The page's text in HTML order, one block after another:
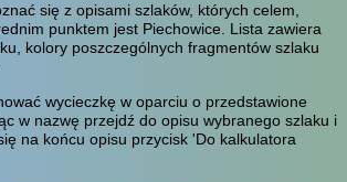
się z opisami szlaków, których celem,
punktem jest Piechowice. Lista zawiera
kolory poszczególnych fragmentów szlaku
wycieczkę w oparciu o przedstawione
w nazwę przejdź do opisu wybranego szlaku i
na końcu opisu przycisk 'Do kalkulatora